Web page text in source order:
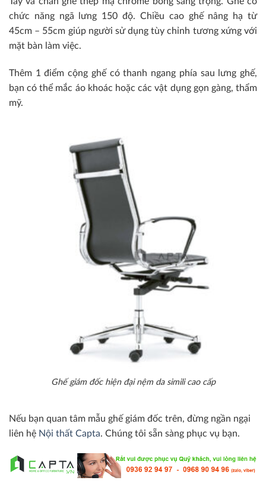
chức năng ngã lưng 150 độ. Chiều cao ghế nâng hạ từ
45cm – 55cm giúp người sử dụng tùy chỉnh tương xứng với
mặt bàn làm việc.
Thêm 1 điểm cộng ghế có thanh ngang phía sau lưng ghế,
bạn có thể mắc áo khoác hoặc các vật dụng gọn gàng, thẩm
mỹ.
Ghế giám đốc hiện đại nệm da simili cao cấp
Nếu bạn quan tâm mẫu ghế giám đốc trên, đừng ngần ngại
liên hệ Nội thất Capta. Chúng tôi sẵn sàng phục vụ bạn.